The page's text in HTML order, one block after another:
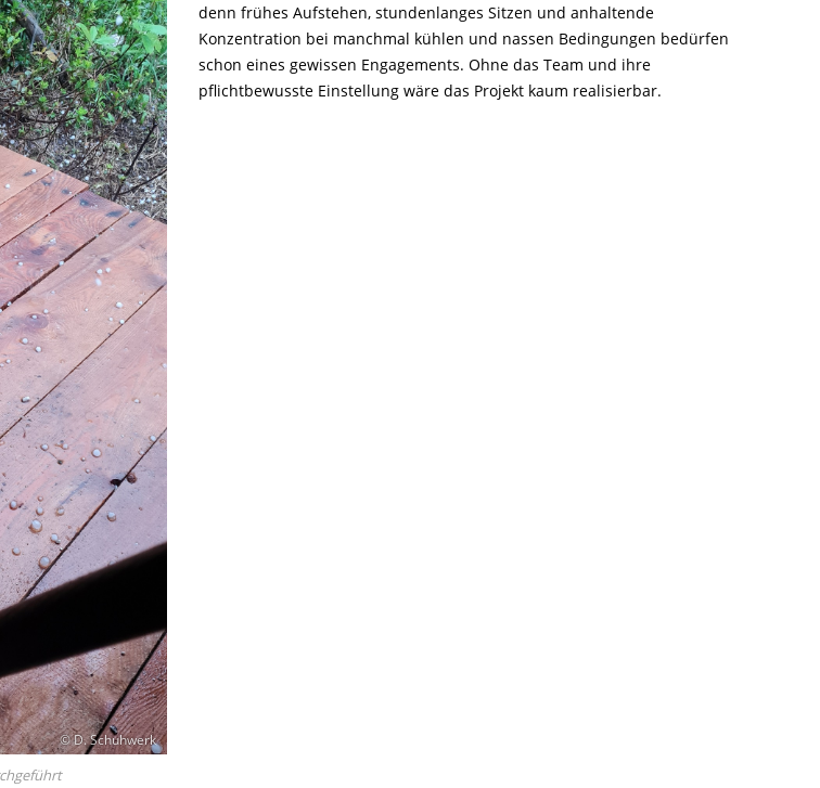
© D. Schuhwerk
denn frühes Aufstehen, stundenlanges Sitzen und anhaltende
Konzentration bei manchmal kühlen und nassen Bedingungen bedürfen
schon eines gewissen Engagements. Ohne das Team und ihre
pflichtbewusste Einstellung wäre das Projekt kaum realisierbar.